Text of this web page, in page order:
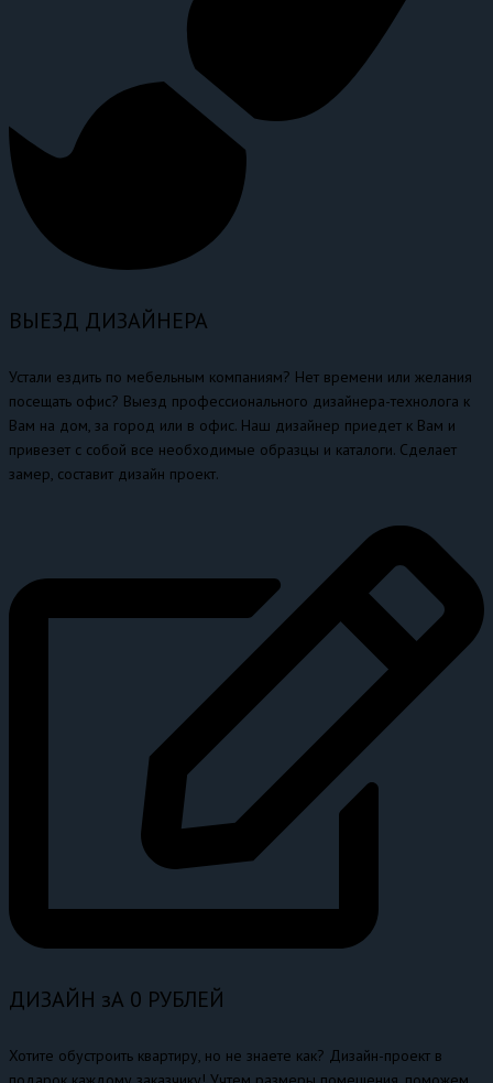
ВЫЕЗД ДИЗАЙНЕРА
Устали ездить по мебельным компаниям? Нет времени или желания
посещать офис? Выезд профессионального дизайнера-технолога к
Вам на дом, за город или в офис. Наш дизайнер приедет к Вам и
привезет с собой все необходимые образцы и каталоги. Сделает
замер, составит дизайн проект.
ДИЗАЙН зА 0 РУБЛЕЙ
Хотите обустроить квартиру, но не знаете как? Дизайн-проект в